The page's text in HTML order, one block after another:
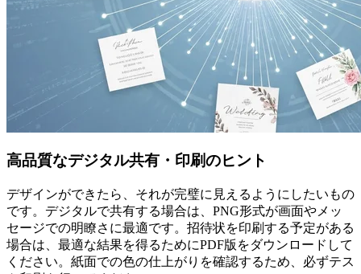
高品質なデジタル共有・印刷のヒント
デザインができたら、それが完璧に見えるようにしたいもの
です。デジタルで共有する場合は、PNG形式が画面やメッ
セージでの明瞭さに最適です。招待状を印刷する予定がある
場合は、最適な結果を得るためにPDF版をダウンロードして
ください。紙面での色の仕上がりを確認するため、必ずテス